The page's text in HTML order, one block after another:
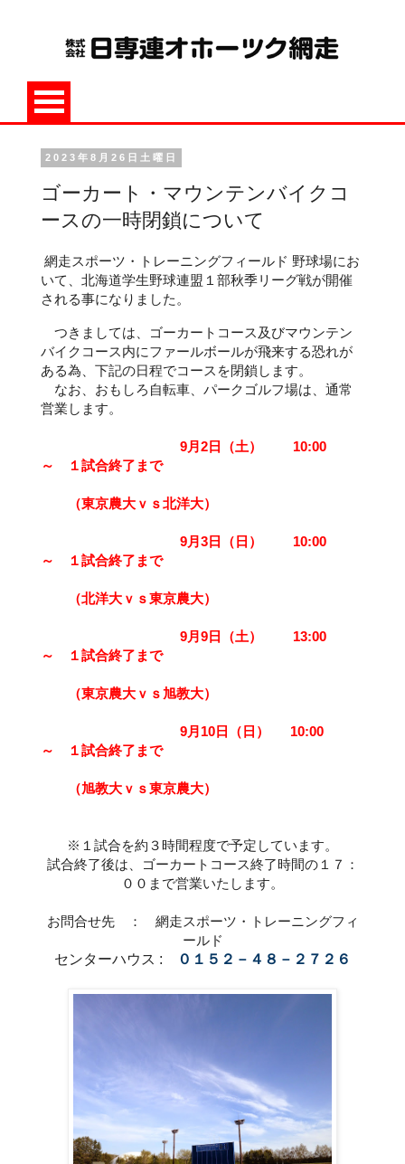
2023年8月26日土曜日
ゴーカート・マウンテンバイクコ
ースの一時閉鎖について
網走スポーツ・トレーニングフィールド 野球場にお
いて、北海道学生野球連盟１部秋季リーグ戦が開催
される事になりました。
つきましては、ゴーカートコース及びマウンテン
バイクコース内にファールボールが飛来する恐れが
ある為、下記の日程でコースを閉鎖します。
なお、おもしろ自転車、パークゴルフ場は、通常
営業します。
9月2日（土） 10:00
～ １試合終了まで
（東京農大 ｖｓ北洋大）
9月3日（日） 10:00
～ １試合終了まで
（北洋大 ｖｓ東京農大）
9月9 日（土） 13:00
～ １試合終了まで
（東京農大 ｖｓ旭教大）
9月10 日（日） 10:00
～ １試合終了まで
（旭教大 ｖｓ東京農大）
※１試合を約３時間程度で予定しています。
試合終了後は、ゴーカートコース終了時間の１７：
００まで営業いたします。
お問合せ先 ： 網走スポーツ・トレーニングフィ
ールド
センターハウス :
０１５２－４８－２７２６